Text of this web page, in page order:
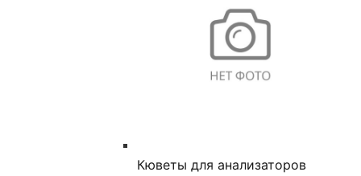
Кюветы для анализаторов